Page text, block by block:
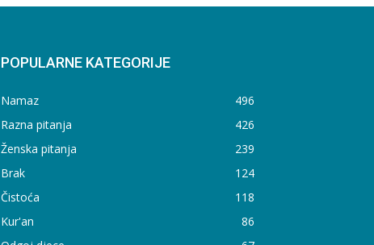
POPULARNE KATEGORIJE
Namaz
496
Razna pitanja
426
Ženska pitanja
239
Brak
124
Čistoća
118
Kur'an
86